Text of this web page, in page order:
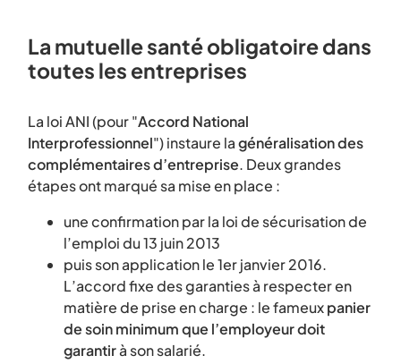
La mutuelle santé obligatoire dans
toutes les entreprises
La loi ANI (pour "Accord National
Interprofessionnel") instaure lagénéralisation des
complémentaires d’entreprise. Deux grandes
étapes ont marqué sa mise en place :
une confirmation par la loi de sécurisation de
l’emploi du 13 juin 2013
puis son application le 1er janvier 2016.
L’accord fixe des garanties à respecter en
matière de prise en charge : le fameuxpanier
de soin minimum que l’employeur doit
garantirà son salarié.